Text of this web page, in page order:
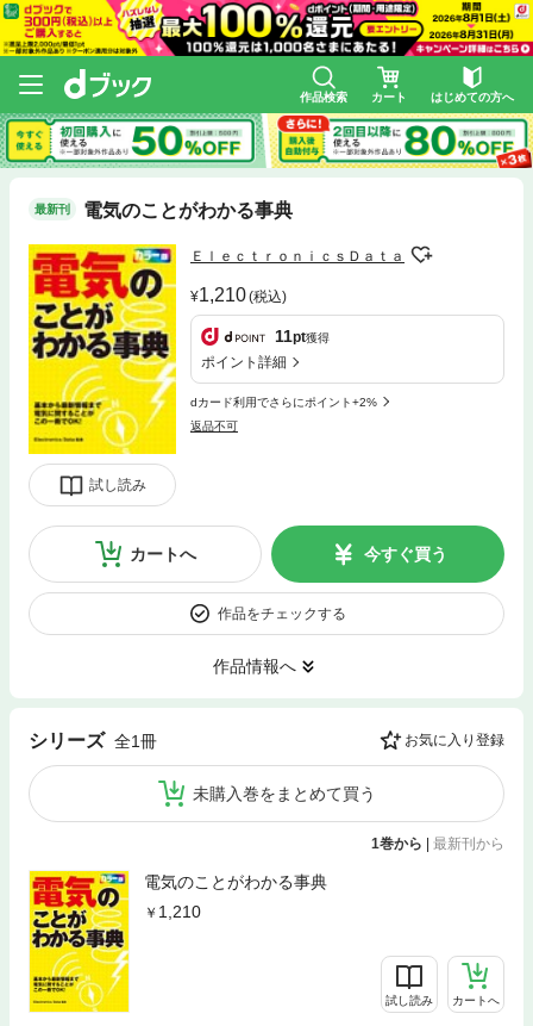
作品検索 カート はじめての方へ
最新刊 電気のことがわかる事典
試し読み
ＥｌｅｃｔｒｏｎｉｃｓＤａｔａ
1,210(税込)
11pt獲得
ポイント詳細
dカード利用でさらにポイント+2%
返品不可
カートへ 今すぐ買う
作品をチェックする
作品情報へ
シリーズ 全1冊 お気に入り登録
未購入巻をまとめて買う
1巻から 最新刊から
電気のことがわかる事典
1,210
試し読み カートへ